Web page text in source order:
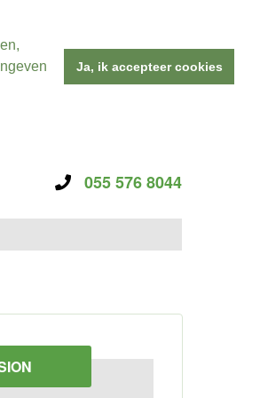
Ja, ik accepteer cookies
055 576 8044